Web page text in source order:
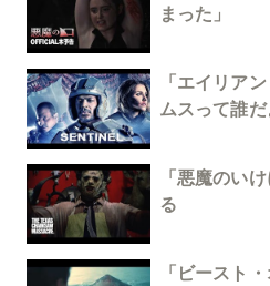
まった」
「エイリア
ムスって誰だ
「悪魔のい
る
「ビースト